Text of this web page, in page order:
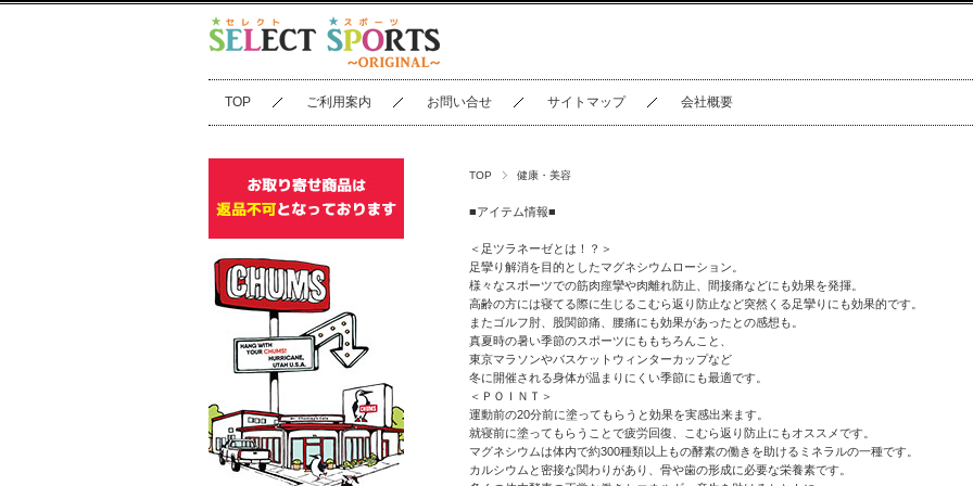
TOP ご利用案内 お問い合せ サイトマップ 会社概要
TOP 健康・美容
■アイテム情報■
＜足ツラネーゼとは！？＞
足攣り解消を目的としたマグネシウムローション。
様々なスポーツでの筋肉痙攣や肉離れ防止、間接痛などにも効果を発揮。
高齢の方には寝てる際に生じるこむら返り防止など突然くる足攣りにも効果的です。
またゴルフ肘、股関節痛、腰痛にも効果があったとの感想も。
真夏時の暑い季節のスポーツにももちろんこと、
東京マラソンやバスケットウィンターカップなど
冬に開催される身体が温まりにくい季節にも最適です。
＜ＰＯＩＮＴ＞
運動前の20分前に塗ってもらうと効果を実感出来ます。
就寝前に塗ってもらうことで疲労回復、こむら返り防止にもオススメです。
マグネシウムは体内で約300種類以上もの酵素の働きを助けるミネラルの一種です。
カルシウムと密接な関わりがあり、骨や歯の形成に必要な栄養素です。